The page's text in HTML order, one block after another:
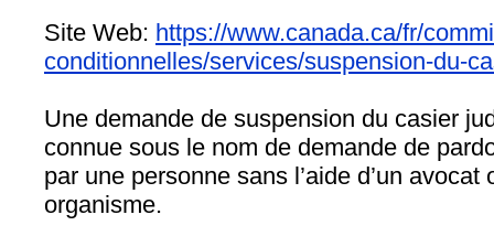
Site Web: https://www.canada.ca/fr/
conditionnelles/services/suspension-du-
Une demande de suspension du casier
connue sous le nom de demande de
par une personne sans l’aide d’un avocat
organisme.